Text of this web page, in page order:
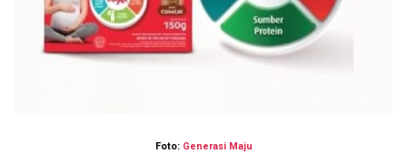
Foto: Generasi Maju